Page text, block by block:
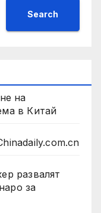
Search
на
в Китай
развалят
за